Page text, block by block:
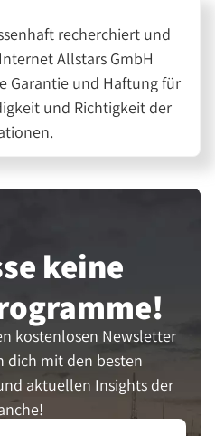
recherchiert und
Allstars GmbH
Garantie und Haftung für
und Richtigkeit der
keine
kostenlosen Newsletter
dich mit den besten
aktuellen Insights der